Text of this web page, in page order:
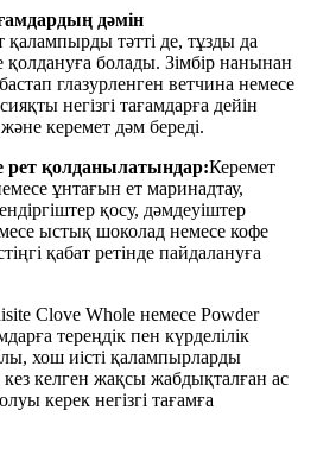
дәмін
қалампырды тәтті де, тұзды да
қолдануға болады. Зімбір нанынан
глазурленген ветчина немесе
негізгі тағамдарға дейін
керемет дәм береді.
рет қолданылатындар:Керемет
ұнтағын ет маринадтау,
қосу, дәмдеуіштер
ыстық шоколад немесе кофе
қабат ретінде пайдалануға
Clove Whole немесе Powder
тереңдік пен күрделілік
хош иісті қалампырларды
келген жақсы жабдықталған ас
керек негізгі тағамға